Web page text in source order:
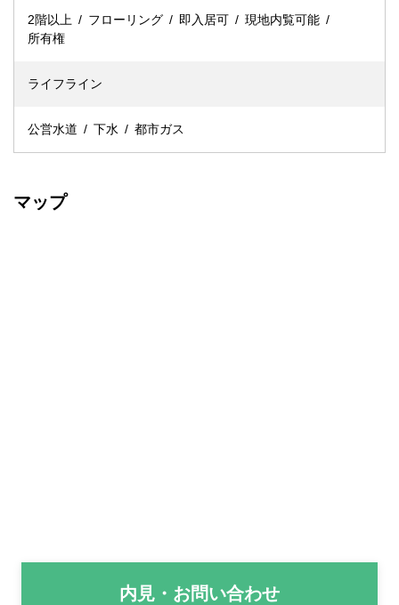
2階以上 フローリング 即入居可
現地内覧可能
所有権
ライフライン
公営水道 下水 都市ガス
マップ
内見・お問い合わせ